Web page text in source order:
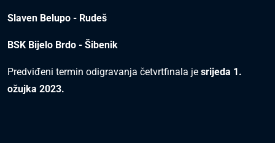
Slaven Belupo - Rudeš
BSK Bijelo Brdo - Šibenik
Predviđeni termin odigravanja četvrtfinala je srijeda 1.
ožujka 2023.